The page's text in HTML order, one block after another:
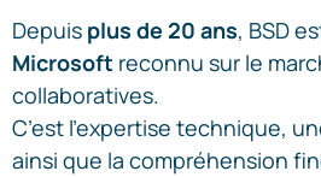
Depuis plus de 20 ans, BSD
Microsoft reconnu sur le
collaboratives.
C’est l’expertise technique,
ainsi que la compréhension